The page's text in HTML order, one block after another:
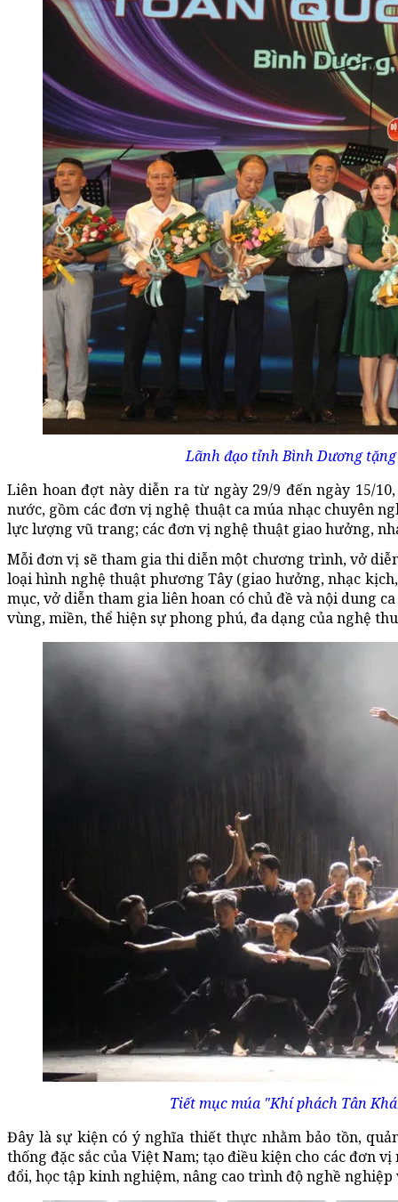
Lãnh đạo tỉnh Bình Dương
Liên hoan đợt này diễn ra từ ngày 29/9 đến ngày 15/
nước, gồm các đơn vị nghệ thuật ca múa nhạc chuyên
lực lượng vũ trang; các đơn vị nghệ thuật giao hưởng,
Mỗi đơn vị sẽ tham gia thi diễn một chương trình, vở
loại hình nghệ thuật phương Tây (giao hưởng, nhạc
mục, vở diễn tham gia liên hoan có chủ đề và nội dung
vùng, miền, thể hiện sự phong phú, đa dạng của nghệ
Tiết mục múa "Khí phách Tân
Đây là sự kiện có ý nghĩa thiết thực nhằm bảo tồn,
thống đặc sắc của Việt Nam; tạo điều kiện cho các đơn
đổi, học tập kinh nghiệm, nâng cao trình độ nghề